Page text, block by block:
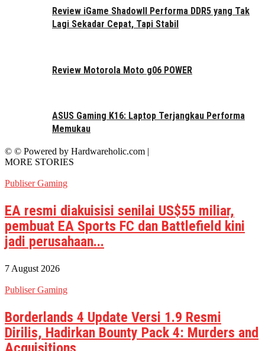
Review iGame ShadowII Performa DDR5 yang Tak
Lagi Sekadar Cepat, Tapi Stabil
Review Motorola Moto g06 POWER
ASUS Gaming K16: Laptop Terjangkau Performa
Memukau
© © Powered by Hardwareholic.com |
MORE STORIES
Publiser Gaming
EA resmi diakuisisi senilai US$55 miliar,
pembuat EA Sports FC dan Battlefield kini
jadi perusahaan...
7 August 2026
Publiser Gaming
Borderlands 4 Update Versi 1.9 Resmi
Dirilis, Hadirkan Bounty Pack 4: Murders and